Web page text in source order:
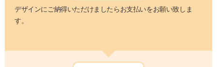
デザインにご納得いただけましたらお支払いをお願い致しま
す。